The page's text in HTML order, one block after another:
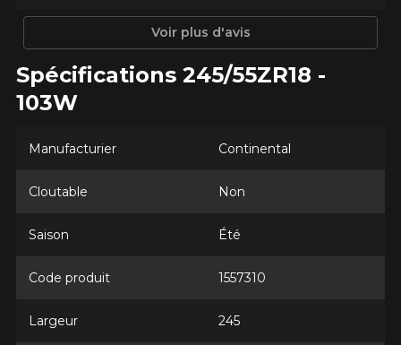
Voir plus d'avis
Spécifications 245/55ZR18 -
103W
Manufacturier Continental
Cloutable Non
Saison Été
Code produit 1557310
Largeur 245
Nom
Courriel
Votre véhicule